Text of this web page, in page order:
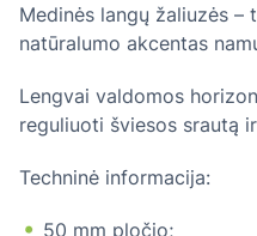
Medinės langų žaliuzės –
natūralumo akcentas
Lengvai valdomos
reguliuoti šviesos srautą
Techninė informacija:
50 mm pločio;